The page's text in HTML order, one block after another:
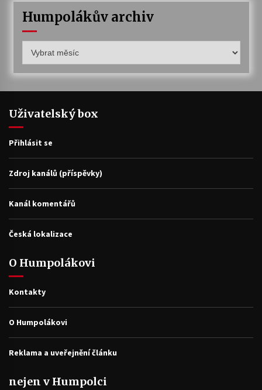
Humpolákův archiv
archiv
Uživatelský box
Přihlásit se
Zdroj kanálů (příspěvky)
Kanál komentářů
Česká lokalizace
O Humpolákovi
Kontakty
O Humpolákovi
Reklama a uveřejnění článku
nejen v Humpolci